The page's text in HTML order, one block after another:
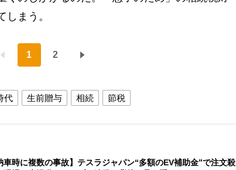
まう。
1 2
代 生前贈与 相続 節税
車時に複数の事故】テスラジャパン“多額のEV補助金”で注文殺